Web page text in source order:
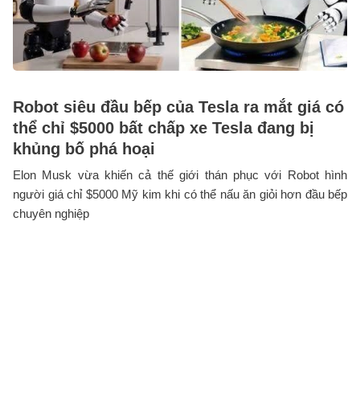
Robot siêu đầu bếp của Tesla ra mắt giá có
thể chỉ $5000 bất chấp xe Tesla đang bị
khủng bố phá hoại
Elon Musk vừa khiến cả thế giới thán phục với Robot hình
người giá chỉ $5000 Mỹ kim khi có thể nấu ăn giỏi hơn đầu bếp
chuyên nghiệp